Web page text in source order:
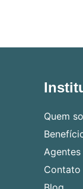
Quem
Agentes
Contato